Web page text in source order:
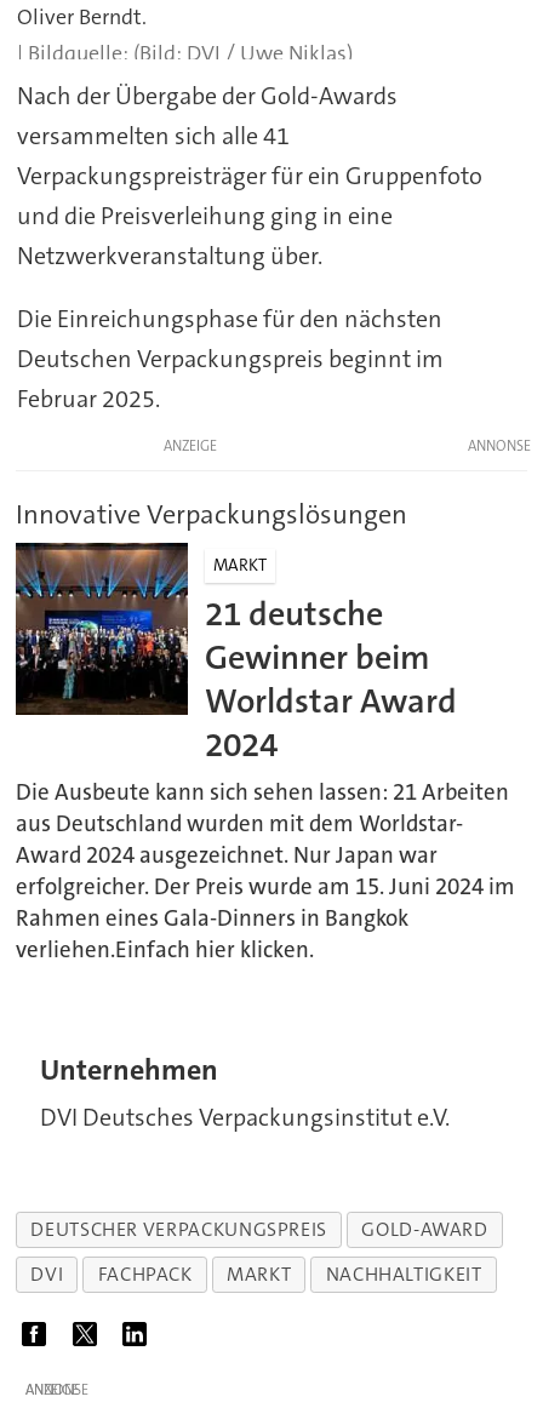
Oliver Berndt.
(Bild: DVI / Uwe Niklas)
Nach der Übergabe der Gold-Awards
versammelten sich alle 41
Verpackungspreisträger für ein Gruppenfoto
und die Preisverleihung ging in eine
Netzwerkveranstaltung über.
Die Einreichungsphase für den nächsten
Deutschen Verpackungspreis beginnt im
Februar 2025.
ANZEIGE
Innovative Verpackungslösungen
MARKT
21 deutsche
Gewinner beim
Worldstar Award
2024
Die Ausbeute kann sich sehen lassen: 21 Arbeiten
aus Deutschland wurden mit dem Worldstar-
Award 2024 ausgezeichnet. Nur Japan war
erfolgreicher. Der Preis wurde am 15. Juni 2024 im
Rahmen eines Gala-Dinners in Bangkok
verliehen.Einfach hier klicken.
Unternehmen
DVI Deutsches Verpackungsinstitut e.V.
DEUTSCHER VERPACKUNGSPREIS
GOLD-AWARD
DVI
FACHPACK MARKT NACHHALTIGKEIT
ANZEIGE